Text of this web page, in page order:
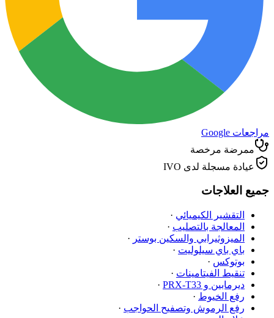
مراجعات Google
ممرضة مرخصة
عيادة مسجلة لدى IVO
جميع العلاجات
التقشير الكيميائي ·
المعالجة بالتصليب ·
الميزوثيرابي والسكين بوستر ·
باي باي سيلوليت ·
بوتوكس ·
تنقيط الفيتامينات ·
ديرمابين و PRX-T33
·
رفع الخيوط ·
رفع الرموش وتصفيح الحواجب ·